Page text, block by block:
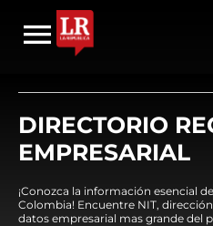
DIRECTORIO
EMPRESARIAL
¡Conozca la información esencial
Colombia! Encuentre NIT,
datos empresarial mas grande del